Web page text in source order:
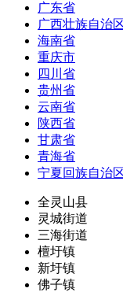
广东省
广西壮族自治
海南省
重庆市
四川省
贵州省
云南省
陕西省
甘肃省
青海省
宁夏回族自治
全灵山县
灵城街道
三海街道
檀圩镇
新圩镇
佛子镇